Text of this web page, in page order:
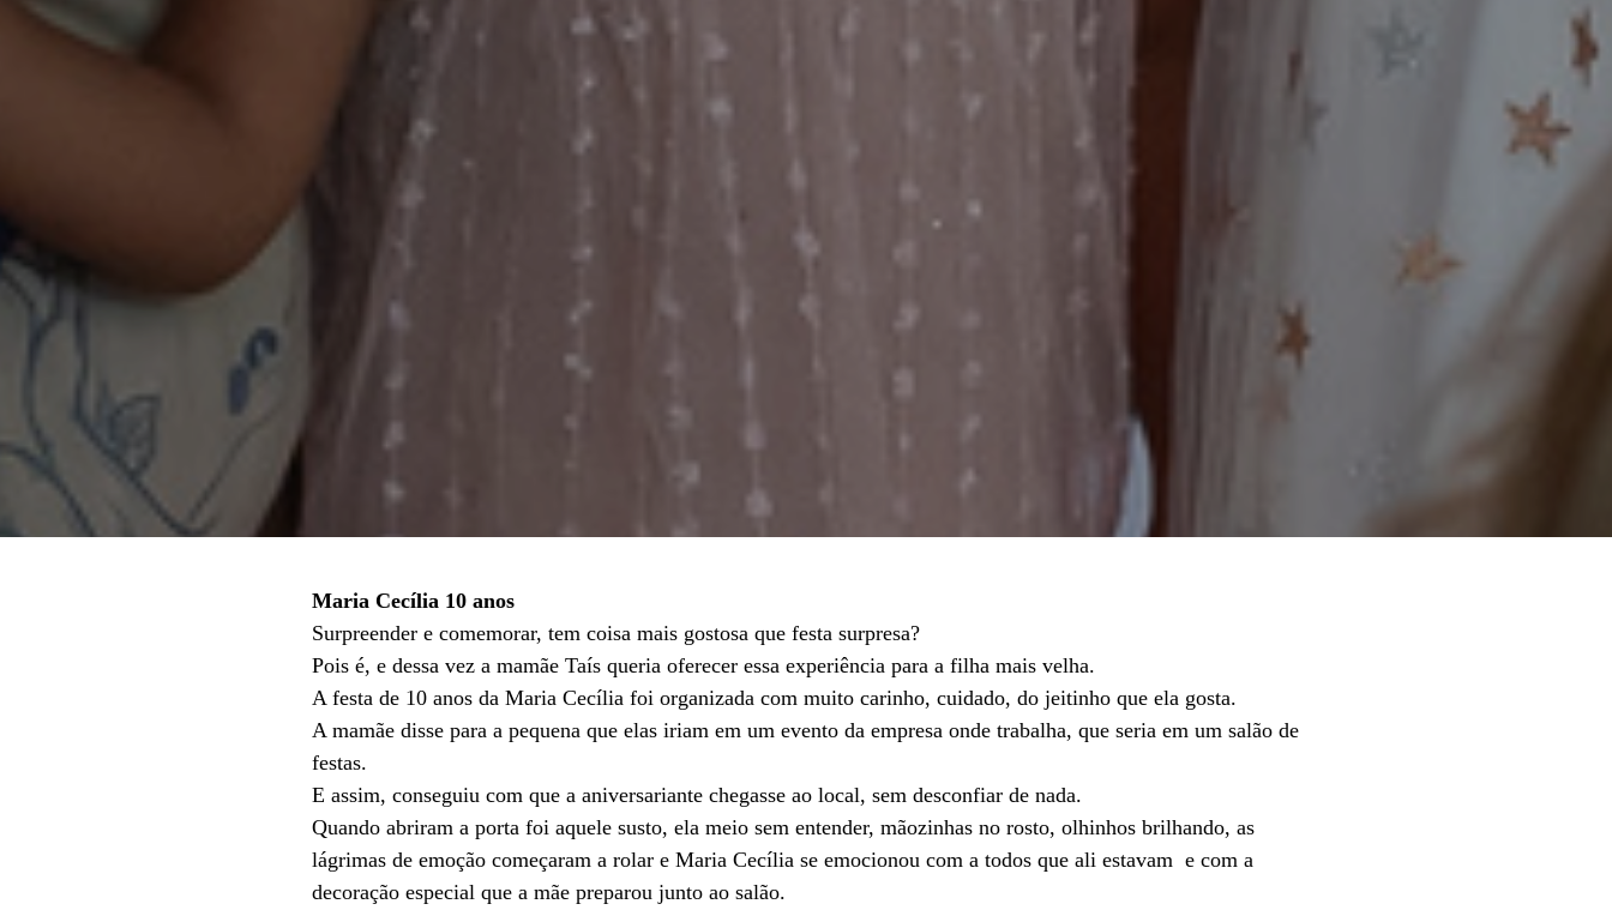
Maria Cecília 10 anos
Surpreender e comemorar, tem coisa mais gostosa que festa surpresa?
Pois é, e dessa vez a mamãe Taís queria oferecer essa experiência para a filha mais velha.
A festa de 10 anos da Maria Cecília foi organizada com muito carinho, cuidado, do jeitinho que ela gosta.
A mamãe disse para a pequena que elas iriam em um evento da empresa onde trabalha, que seria em um salão de
festas.
E assim, conseguiu com que a aniversariante chegasse ao local, sem desconfiar de nada.
Quando abriram a porta foi aquele susto, ela meio sem entender, mãozinhas no rosto, olhinhos brilhando, as
lágrimas de emoção começaram a rolar e Maria Cecília se emocionou com a todos que ali estavam e com a
decoração especial que a mãe preparou junto ao salão.